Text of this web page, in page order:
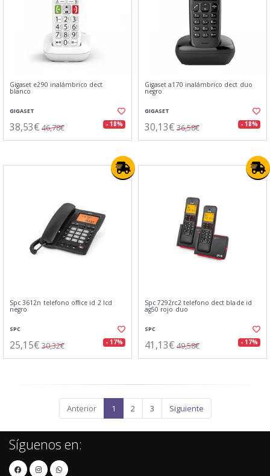
Gigaset e290 inalámbrico dect
blanco
GIGASET
38,53€ 46,78€ - 18%
Gigaset a170 inalámbrico dect duo
negro
GIGASET
30,13€ 36,58€ - 18%
Spc 3612n telefono office id 2 lcd
negro
SPC
25,15€ 30,32€ - 17%
Spc 7292rc2 telefono dect blade id
ag50 rojo duo
SPC
41,13€ 49,58€ - 17%
Anterior 1 2 3 Siguiente
Síguenos en: